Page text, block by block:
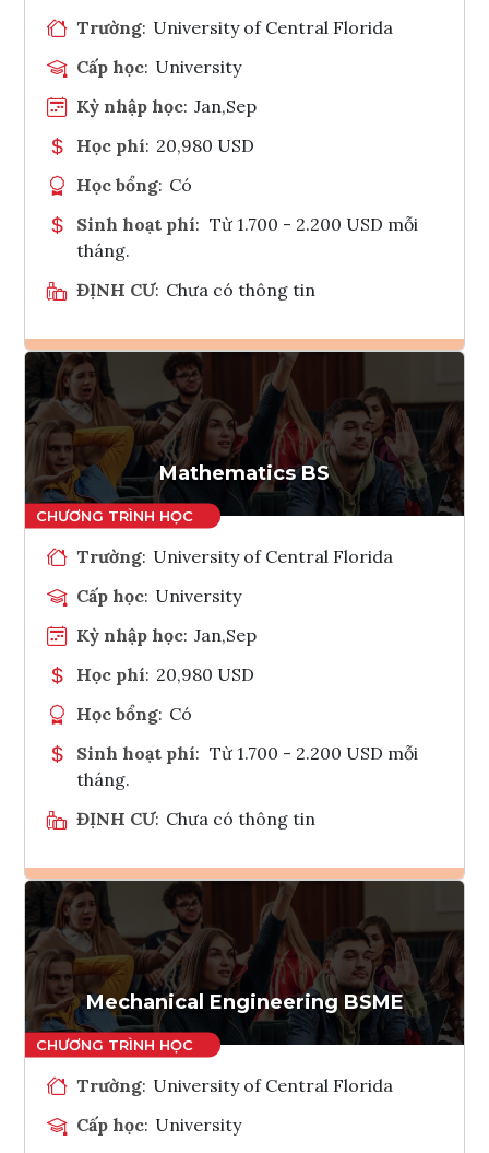
Trường: University of Central Florida
Cấp học: University
Kỳ nhập học: Jan,Sep
Học phí: 20,980 USD
Học bổng: Có
Sinh hoạt phí: Từ 1.700 - 2.200 USD mỗi
tháng.
ĐỊNH CƯ: Chưa có thông tin
Ghi danh
Tham vấn Interlink
Mathematics BS
Trường: University of Central Florida
Cấp học: University
Kỳ nhập học: Jan,Sep
Học phí: 20,980 USD
Học bổng: Có
Sinh hoạt phí: Từ 1.700 - 2.200 USD mỗi
tháng.
ĐỊNH CƯ: Chưa có thông tin
Ghi danh
Tham vấn Interlink
Mechanical Engineering BSME
Trường: University of Central Florida
Cấp học: University